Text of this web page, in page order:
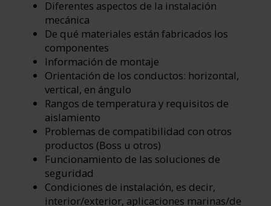
Diferentes aspectos de la instalación
mecánica
De qué materiales están fabricados los
componentes
Información de montaje
Orientación de los conductos: horizontal,
vertical, en ángulo
Rangos de temperatura y requisitos de
aislamiento
Problemas de compatibilidad con otros
productos (Boss u otros)
Funcionamiento de las soluciones de
seguridad
Condiciones de instalación, es decir,
interior/exterior, aplicaciones marinas/de